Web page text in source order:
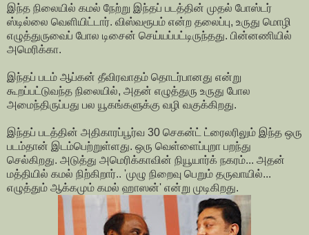
இந்த நிலையில் கமல் நேற்று இந்தப் படத்தின் முதல் போஸ்டர்
ஸ்டில்லை வெளியிட்டார். விஸ்வரூபம் என்ற தலைப்பு, உருது மொழி
எழுத்துருவைப் போல டிசைன் செய்யப்பட்டிருந்தது. பின்னணியில்
அமெரிக்கா.
இந்தப் படம் ஆப்கன் தீவிரவாதம் தொடர்பானது என்று
கூறப்பட்டுவந்த நிலையில், அதன் எழுத்துரு உருது போல
அமைந்திருப்பது பல யூகங்களுக்கு வழி வகுக்கிறது.
இந்தப் படத்தின் அதிகாரப்பூர்வ 30 செகன்ட் ட்ரைலரிலும் இந்த ஒரு
படம்தான் இடம்பெற்றுள்ளது. ஒரு வெள்ளைப்புறா பறந்து
செல்கிறது. அடுத்து அமெரிக்காவின் நியூயார்க் நகரம்... அதன்
மத்தியில் கமல் நிற்கிறார்.. 'முழு நிறைவு பெறும் தருவாயில்...
எழுத்தும் ஆக்கமும் கமல் ஹாஸன்' என்று முடிகிறது.